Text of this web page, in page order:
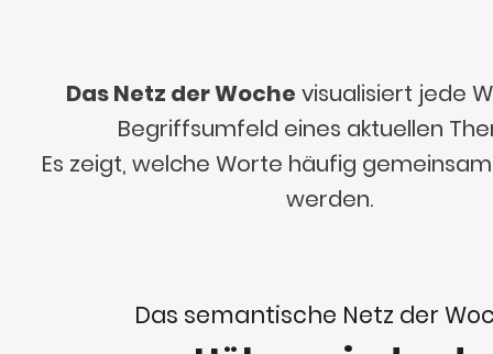
Das Netz der Woche visualisiert jede
Begriffsumfeld eines aktuellen
Es zeigt, welche Worte häufig
werden.
Das semantische Netz der